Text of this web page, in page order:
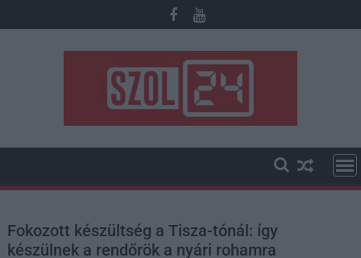
to
Fokozott készültség a Tisza-tónál: így
készülnek a rendőrök a nyári rohamra